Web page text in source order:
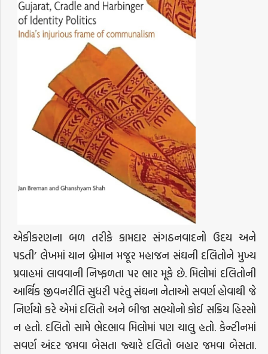
એકીકરણના બળ તરીકે કામદાર સંગઠનવાદનો ઉદય અને
પડતી’ લેખમાં યાન બ્રેમાન મજૂર મહાજન સંઘની દલિતોને મુખ્ય
પ્રવાહમાં લાવવાની નિષ્ફળતા પર ભાર મૂકે છે. મિલોમાં દલિતોની
આર્થિક જીવનરીતિ સુધરી પરંતુ સંઘના નેતાઓ સવર્ણ હોવાથી જે
નિર્ણયો કરે એમાં દલિતો અને બીજા સભ્યોનો કોઈ સક્રિય હિસ્સો
ન હતો. દલિતો સામે ભેદભાવ મિલોમાં પણ ચાલુ હતો. કેન્ટીનમાં
સવર્ણ અંદર જમવા બેસતા જ્યારે દલિતો બહાર જમવા બેસતા.